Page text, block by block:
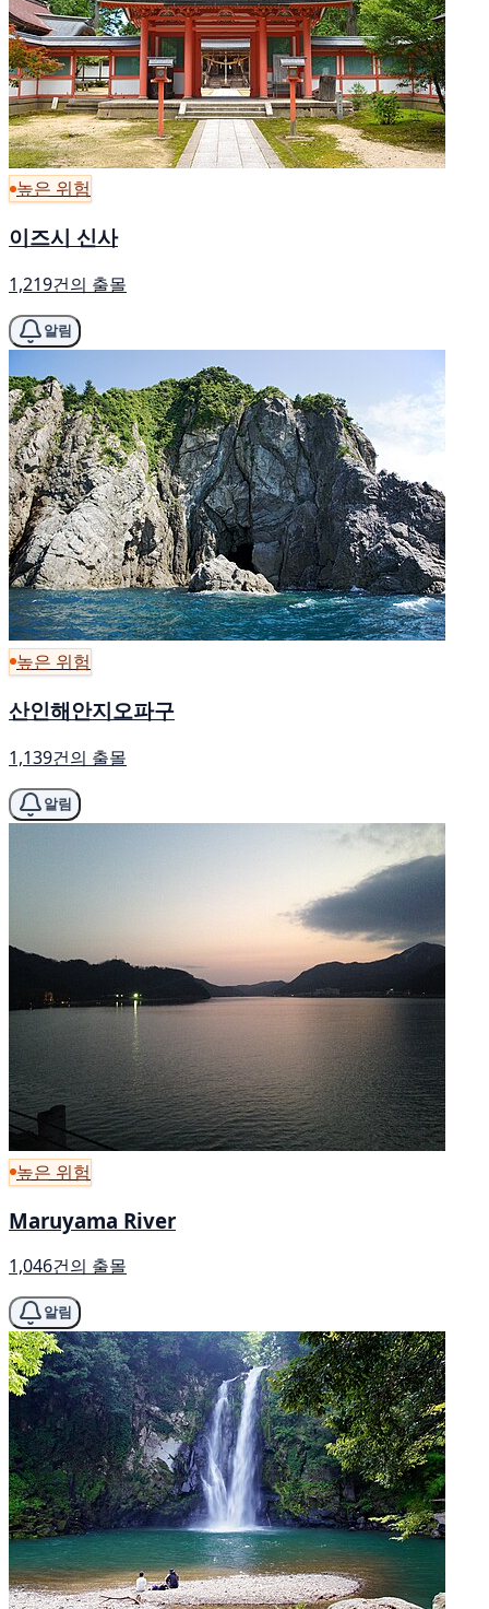
높은 위험
이즈시 신사
1,219건의 출몰
알림
높은 위험
산인해안지오파구
1,139건의 출몰
알림
높은 위험
Maruyama River
1,046건의 출몰
알림